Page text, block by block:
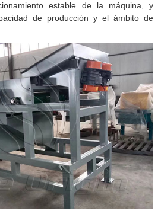
estable de la máquina, y
de producción y el ámbito de